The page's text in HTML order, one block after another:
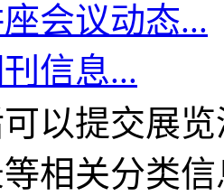
会议动态...
信息...
以提交展
相关分类